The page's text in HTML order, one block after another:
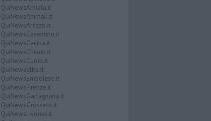
QuiNewsAmiata.it
QuiNewsAnimali.it
QuiNewsArezzo.it
QuiNewsCasentino.it
QuiNewsCecina.it
QuiNewsChianti.it
QuiNewsCuoio.it
QuiNewsElba.it
QuiNewsEmpolese.it
QuiNewsFirenze.it
QuiNewsGarfagnana.it
QuiNewsGrosseto.it
QuiNewsLivorno.it